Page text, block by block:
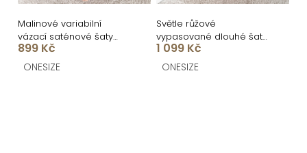
Malinové variabilní
vázací saténové šaty
899 Kč
ONESIZE
Světle růžové
vypasované dlouhé šaty
UMSEET
1 099 Kč
ONESIZE